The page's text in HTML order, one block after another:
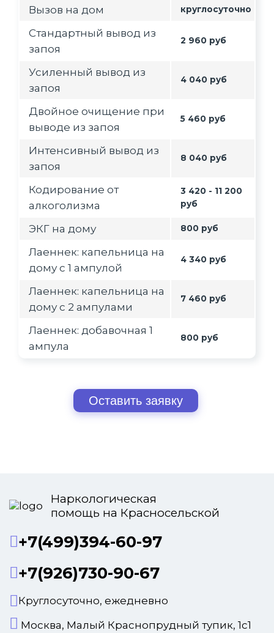
Вызов на дом круглосуточно
Стандартный вывод из
запоя
2 960 руб
Усиленный вывод из
запоя
4 040 руб
Двойное очищение при
выводе из запоя
5 460 руб
Интенсивный вывод из
запоя
8 040 руб
Кодирование от
алкоголизма
3 420 - 11 200
руб
ЭКГ на дому 800 руб
Лаеннек: капельница на
дому с 1 ампулой
4 340 руб
Лаеннек: капельница на
дому с 2 ампулами
7 460 руб
Лаеннек: добавочная 1
ампула
800 руб
Оставить заявку
Наркологическая
помощь на Красносельской
+7(499)394-60-97
+7(926)730-90-67
Круглосуточно, ежедневно
Москва, Малый Краснопрудный тупик, 1с1